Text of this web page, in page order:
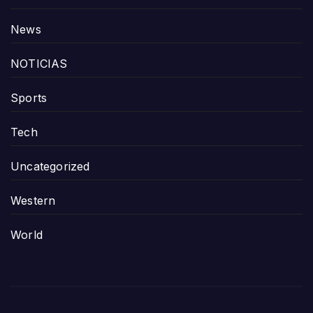
News
NOTICIAS
Sports
Tech
Uncategorized
Western
World